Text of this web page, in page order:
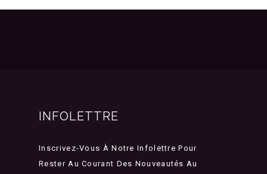
INFOLETTRE
Inscrivez-Vous À Notre Infolettre Pour
Rester Au Courant Des Nouveautés Au